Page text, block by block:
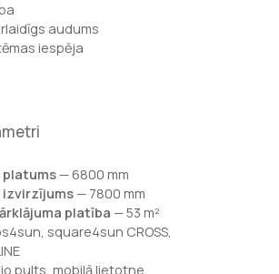
audums
iespēja
platums— 6800 mm
izvirzījums— 7800 mm
platība — 53 m²
square4sun CROSS,
pults, mobilā lietotne